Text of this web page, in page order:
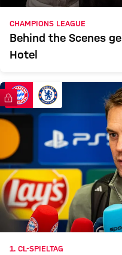
CHAMPIONS LEAGUE
Behind the Scenes
Hotel
FC Bayern TV PLUS
1. CL-SPIELTAG